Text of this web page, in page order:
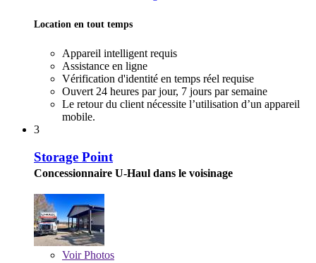
Location en tout temps
Appareil intelligent requis
Assistance en ligne
Vérification d'identité en temps réel requise
Ouvert 24 heures par jour, 7 jours par semaine
Le retour du client nécessite l’utilisation d’un appareil
mobile.
3
Storage Point
Concessionnaire U-Haul dans le voisinage
VoirPhotos